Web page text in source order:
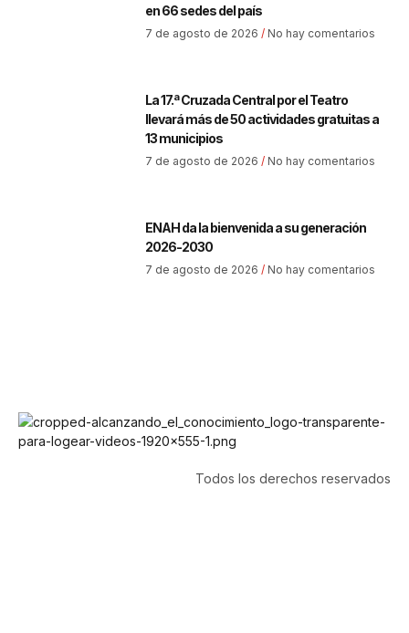
en 66 sedes del país
7 de agosto de 2026 No hay comentarios
La 17.ª Cruzada Central por el Teatro
llevará más de 50 actividades gratuitas a
13 municipios
7 de agosto de 2026 No hay comentarios
ENAH da la bienvenida a su generación
2026-2030
7 de agosto de 2026 No hay comentarios
Todos los derechos reservados